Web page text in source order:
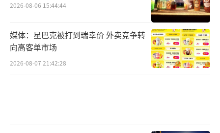
2026-08-06 15:44:44
媒体：星巴克被打到瑞幸价 外卖竞争转
向高客单市场
2026-08-07 21:42:28